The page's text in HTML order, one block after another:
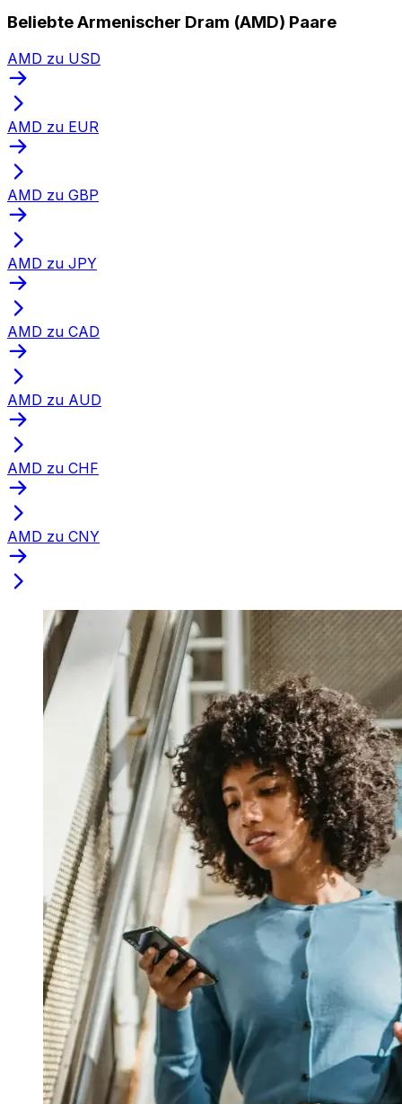
Beliebte Armenischer Dram (AMD) Paare
AMD zu USD
AMD zu EUR
AMD zu GBP
AMD zu JPY
AMD zu CAD
AMD zu AUD
AMD zu CHF
AMD zu CNY